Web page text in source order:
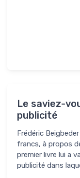
Le saviez-
publicité
Frédéric
francs, à propos
premier livre lui a
publicité dans